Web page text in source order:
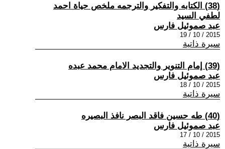
(38) الكتابه والتفكير والترجمه ملخص حياة احمد
لطفي السيد
عبد صموئيل فارس
2015 / 10 / 19
سيرة ذاتية
(39) إمام التنوير والتجديد الامام محمد عبده
عبد صموئيل فارس
2015 / 10 / 18
سيرة ذاتية
(40) طه حسين فاقد البصر نافذ البصيره
عبد صموئيل فارس
2015 / 10 / 17
سيرة ذاتية